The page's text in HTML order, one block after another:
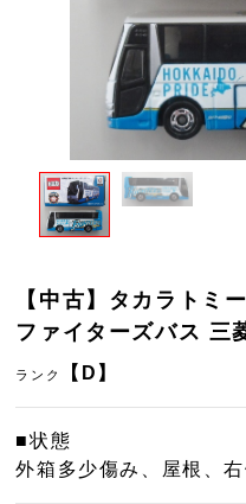
【中古】タカラトミ
ファイターズバス 三
ランク 【D】
■状態
外箱多少傷み、屋根、